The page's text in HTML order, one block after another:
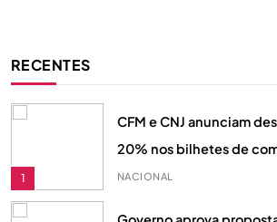
RECENTES
8
1
CFM e CNJ anunciam
20% nos bilhetes de
jovens moçambicanos
NACIONAL